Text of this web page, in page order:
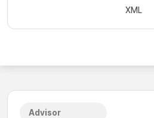
XML
Advisor